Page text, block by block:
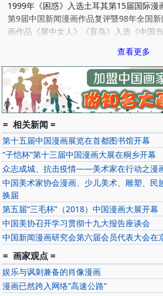
1999年《困惑》入选土耳其第15届国际漫
第9届中国新闻漫画作品复评暨98年全国
画作品《屋中女人》《盲鸟》入选《中国
代中国报纸版面精粹》南方日报出版社出版
2001年参加“中国艺术博览会”
2002年由上海人民出版社出版了漫画专集
态》入选第四届中国漫画大展；开始彩墨
2003年参加“全国科学漫画、连环画、插
黄艺术馆主办的“新春艺术展”。开始版画创
2004年作品《阴影》入选第五届中国漫画
2005年作品《阴影》及《小哥们儿》两组
展。《阴影》发表在《艺术》杂志第十期。
2006年作品《求同》入选第六届中国漫画
加土耳其儿童漫画节。油画《无题》发表
加嘉德在线拍卖，多幅版画及彩墨被收藏
人画展。同年12月两幅油画作品入选并参
《今日中国美术大展》
2008年8月北京油画协会首届油画展。第
语法”油画联展。798和艺术空间。
2009年《浮生情》个展，798和艺术空间。
2010年第八届“子恺杯”中国漫画大展。
2010年10月“新中国漫画回顾展”（《新民
查看更多
= 相关新闻 =
第十五届中国漫画展览在首都图书馆开幕
“子恺杯”第十三届中国漫画大展在桐乡开幕
众志成城、抗击疫情——美术家在行动之漫
中国美术家协会漫画、少儿美术、雕塑、民
换届
第五届“三毛杯”（2018）中国漫画大展开幕
中国美协召开学习贯彻十九大报告座谈会
中国新闻漫画研究会第六届会员代表大会在
= 画家观点 =
娱乐与讽刺兼备的肖像漫画
漫画已然跨入网络“高速公路”